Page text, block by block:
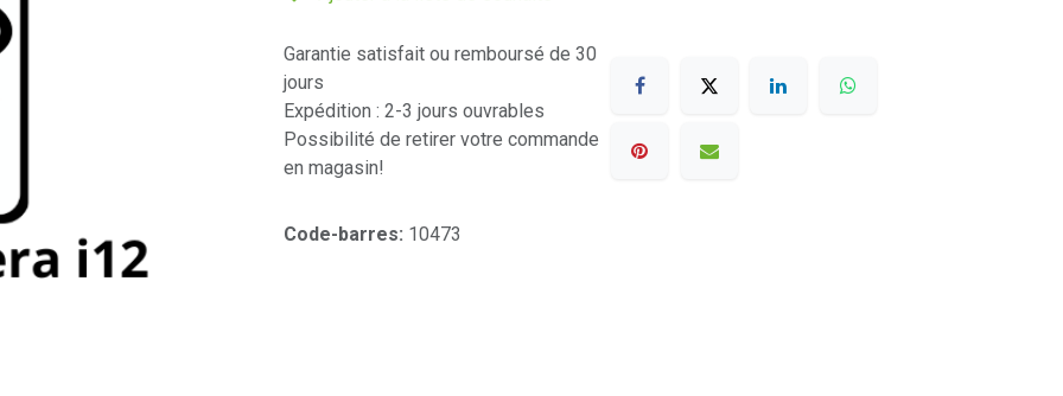
Garantie satisfait ou remboursé de 30
jours
Expédition : 2-3 jours ouvrables
Possibilité de retirer votre commande
en magasin!
Code-barres: 10473